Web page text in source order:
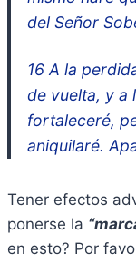
del Señor
16 A la
de vuelta, y a
fortaleceré,
aniquilaré.
Tener efectos
ponerse la
en esto? Por